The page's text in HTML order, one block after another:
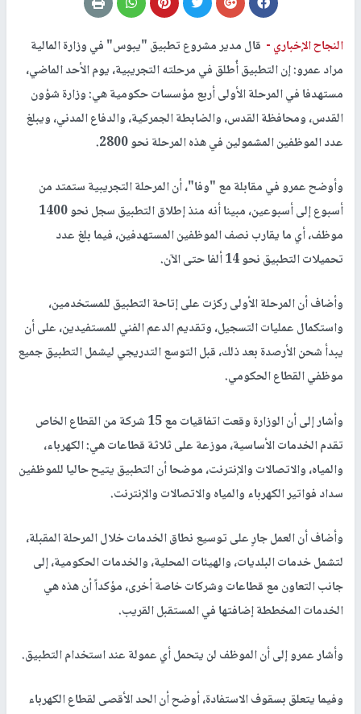
النجاح الإخباري - قال مدير مشروع تطبيق "يبوس" في وزارة المالية
مراد عمرو: إن التطبيق أُطلق في مرحلته التجريبية، يوم الأحد الماضي،
مستهدفا في المرحلة الأولى أربع مؤسسات حكومية هي: وزارة شؤون
القدس، ومحافظة القدس، والضابطة الجمركية، والدفاع المدني، ويبلغ
عدد الموظفين المشمولين في هذه المرحلة نحو 2800.
وأوضح عمرو في مقابلة مع "وفا"، أن المرحلة التجريبية ستمتد من
أسبوع إلى أسبوعين، مبينا أنه منذ إطلاق التطبيق سجل نحو 1400
موظف، أي ما يقارب نصف الموظفين المستهدفين، فيما بلغ عدد
تحميلات التطبيق نحو 14 ألفا حتى الآن.
وأضاف أن المرحلة الأولى ركزت على إتاحة التطبيق للمستخدمين،
واستكمال عمليات التسجيل، وتقديم الدعم الفني للمستفيدين، على أن
يبدأ شحن الأرصدة بعد ذلك، قبل التوسع التدريجي ليشمل التطبيق جميع
موظفي القطاع الحكومي.
وأشار إلى أن الوزارة وقعت اتفاقيات مع 15 شركة من القطاع الخاص
تقدم الخدمات الأساسية، موزعة على ثلاثة قطاعات هي: الكهرباء،
والمياه، والاتصالات والإنترنت، موضحا أن التطبيق يتيح حاليا للموظفين
سداد فواتير الكهرباء والمياه والاتصالات والإنترنت.
وأضاف أن العمل جارٍ على توسيع نطاق الخدمات خلال المرحلة المقبلة،
لتشمل خدمات البلديات، والهيئات المحلية، والخدمات الحكومية، إلى
جانب التعاون مع قطاعات وشركات خاصة أخرى، مؤكداً أن هذه هي
الخدمات المخططة إضافتها في المستقبل القريب.
وأشار عمرو إلى أن الموظف لن يتحمل أي عمولة عند استخدام التطبيق.
وفيما يتعلق بسقوف الاستفادة، أوضح أن الحد الأقصى لقطاع الكهرباء